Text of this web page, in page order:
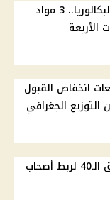
الصف الثالث الثانوي بنظام البكالوريا.. 3 مواد
الأربعة
2026.. توقعات انخفاض القبول
وزارة العمل تعلن مبادرة فوق الـ40 لربط أصحاب